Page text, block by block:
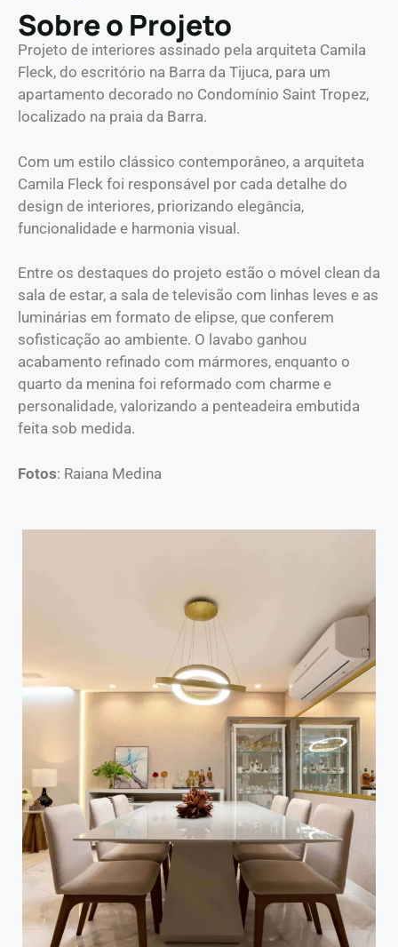
Sobre o Projeto
Projeto de interiores assinado pela arquiteta Camila
Fleck, do escritório na Barra da Tijuca, para um
apartamento decorado no Condomínio Saint Tropez,
localizado na praia da Barra.
Com um estilo clássico contemporâneo, a arquiteta
Camila Fleck foi responsável por cada detalhe do
design de interiores, priorizando elegância,
funcionalidade e harmonia visual.
Entre os destaques do projeto estão o móvel clean da
sala de estar, a sala de televisão com linhas leves e as
luminárias em formato de elipse, que conferem
sofisticação ao ambiente. O lavabo ganhou
acabamento refinado com mármores, enquanto o
quarto da menina foi reformado com charme e
personalidade, valorizando a penteadeira embutida
feita sob medida.
Fotos: Raiana Medina